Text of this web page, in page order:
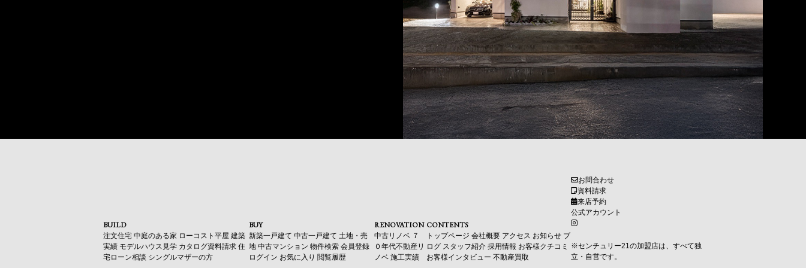
BUILD
注文住宅 中庭のある家 ローコスト平屋 建築
実績 モデルハウス見学 カタログ資料請求 住
宅ローン相談 シングルマザーの方
BUY
新築一戸建て 中古一戸建て 土地・売
地 中古マンション 物件検索 会員登録
ログイン お気に入り 閲覧履歴
RENOVATION
中古リノベ ７
０年代不動産リ
ノベ 施工実績
CONTENTS
トップページ 会社概要 アクセス お知らせ ブ
ログ スタッフ紹介 採用情報 お客様クチコミ
お客様インタビュー 不動産買取
お問合わせ
資料請求
来店予約
公式アカウント
※センチュリー21の加盟店は、すべて独
立・自営です。